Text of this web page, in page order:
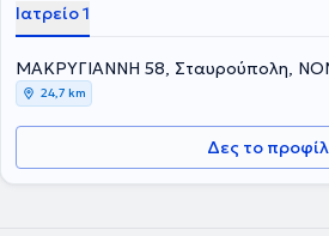
Ιατρείο 1
ΜΑΚΡΥΓΙΑΝΝΗ 58, Σταυρούπολη,
24,7 km
Δες το προφίλ